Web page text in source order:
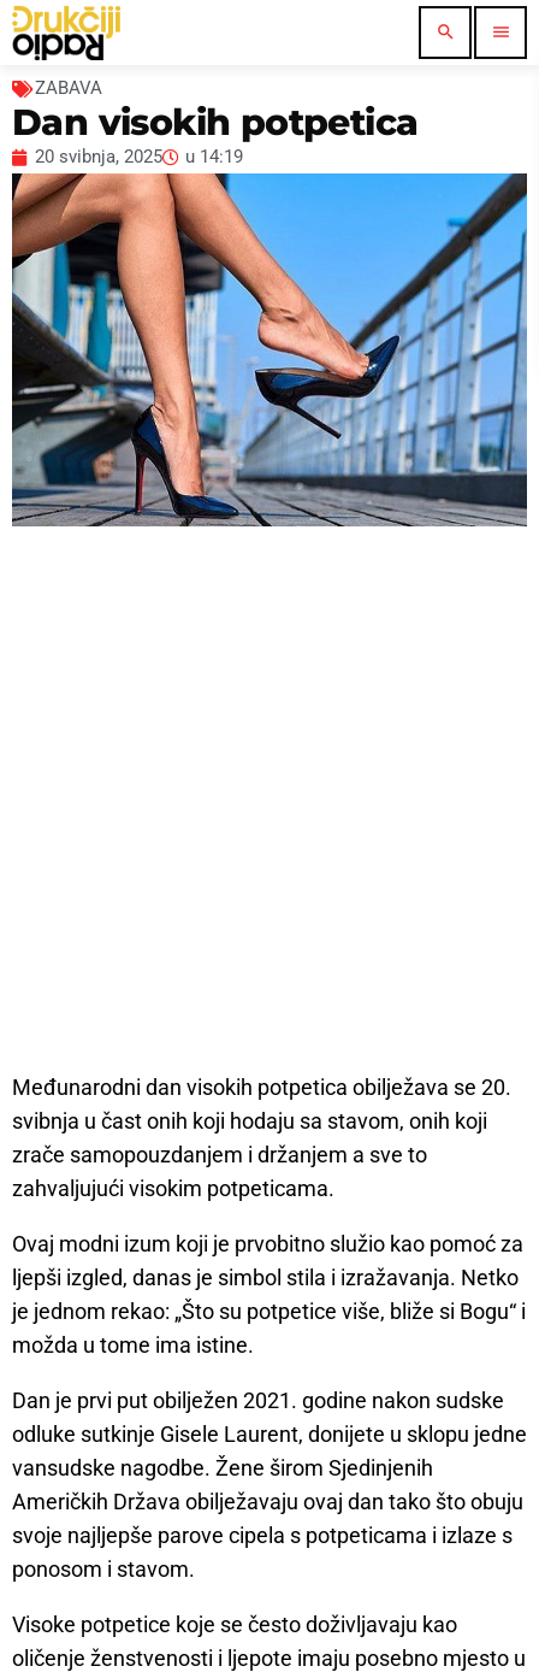
search menu
ZABAVA
Dan visokih potpetica
20 svibnja, 2025 u 14:19
Međunarodni dan visokih potpetica obilježava se 20.
svibnja u čast onih koji hodaju sa stavom, onih koji
zrače samopouzdanjem i držanjem a sve to
zahvaljujući visokim potpeticama.
Ovaj modni izum koji je prvobitno služio kao pomoć za
ljepši izgled, danas je simbol stila i izražavanja. Netko
je jednom rekao: „Što su potpetice više, bliže si Bogu“ i
možda u tome ima istine.
Dan je prvi put obilježen 2021. godine nakon sudske
odluke sutkinje Gisele Laurent, donijete u sklopu jedne
vansudske nagodbe. Žene širom Sjedinjenih
Američkih Država obilježavaju ovaj dan tako što obuju
svoje najljepše parove cipela s potpeticama i izlaze s
ponosom i stavom.
Visoke potpetice koje se često doživljavaju kao
oličenje ženstvenosti i ljepote imaju posebno mjesto u